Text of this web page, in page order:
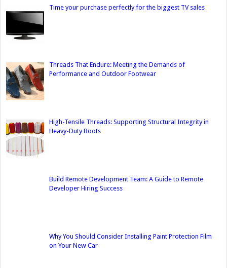
Time your purchase perfectly for the biggest TV sales
Threads That Endure: Meeting the Demands of
Performance and Outdoor Footwear
High-Tensile Threads: Supporting Structural Integrity in
Heavy-Duty Boots
Build Remote Development Team: A Guide to Remote
Developer Hiring Success
Why You Should Consider Installing Paint Protection Film
on Your New Car